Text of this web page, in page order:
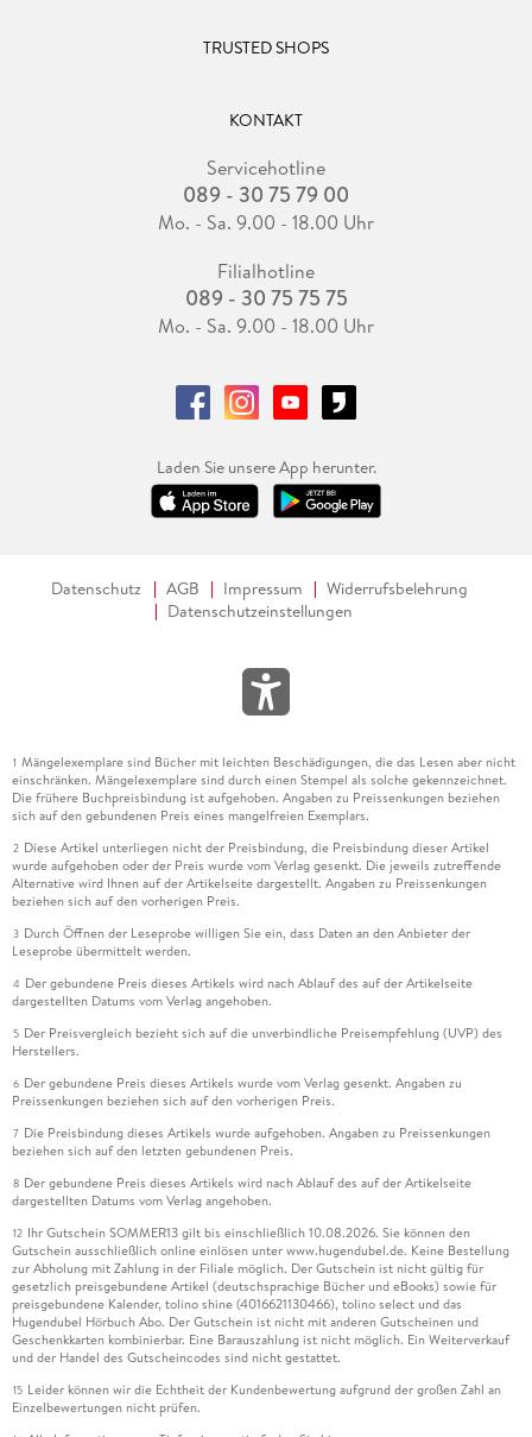
TRUSTED SHOPS
KONTAKT
Servicehotline
089 - 30 75 79 00
Mo. - Sa. 9.00 - 18.00 Uhr
Filialhotline
089 - 30 75 75 75
Mo. - Sa. 9.00 - 18.00 Uhr
Laden Sie unsere App herunter.
Datenschutz AGB Impressum
Widerrufsbelehrung
Datenschutzeinstellungen
1 Mängelexemplare sind Bücher mit leichten Beschädigungen, die das Lesen aber nicht
einschränken. Mängelexemplare sind durch einen Stempel als solche gekennzeichnet.
Die frühere Buchpreisbindung ist aufgehoben. Angaben zu Preissenkungen beziehen
sich auf den gebundenen Preis eines mangelfreien Exemplars.
2 Diese Artikel unterliegen nicht der Preisbindung, die Preisbindung dieser Artikel
wurde aufgehoben oder der Preis wurde vom Verlag gesenkt. Die jeweils zutreffende
Alternative wird Ihnen auf der Artikelseite dargestellt. Angaben zu Preissenkungen
beziehen sich auf den vorherigen Preis.
3 Durch Öffnen der Leseprobe willigen Sie ein, dass Daten an den Anbieter der
Leseprobe übermittelt werden.
4 Der gebundene Preis dieses Artikels wird nach Ablauf des auf der Artikelseite
dargestellten Datums vom Verlag angehoben.
5 Der Preisvergleich bezieht sich auf die unverbindliche Preisempfehlung (UVP) des
Herstellers.
6 Der gebundene Preis dieses Artikels wurde vom Verlag gesenkt. Angaben zu
Preissenkungen beziehen sich auf den vorherigen Preis.
7 Die Preisbindung dieses Artikels wurde aufgehoben. Angaben zu Preissenkungen
beziehen sich auf den letzten gebundenen Preis.
8 Der gebundene Preis dieses Artikels wird nach Ablauf des auf der Artikelseite
dargestellten Datums vom Verlag angehoben.
12 Ihr Gutschein SOMMER13 gilt bis einschließlich 10.08.2026. Sie können den
Gutschein ausschließlich online einlösen unter www.hugendubel.de. Keine Bestellung
zur Abholung mit Zahlung in der Filiale möglich. Der Gutschein ist nicht gültig für
gesetzlich preisgebundene Artikel (deutschsprachige Bücher und eBooks) sowie für
preisgebundene Kalender, tolino shine (4016621130466), tolino select und das
Hugendubel Hörbuch Abo. Der Gutschein ist nicht mit anderen Gutscheinen und
Geschenkkarten kombinierbar. Eine Barauszahlung ist nicht möglich. Ein Weiterverkauf
und der Handel des Gutscheincodes sind nicht gestattet.
15 Leider können wir die Echtheit der Kundenbewertung aufgrund der großen Zahl an
Einzelbewertungen nicht prüfen.